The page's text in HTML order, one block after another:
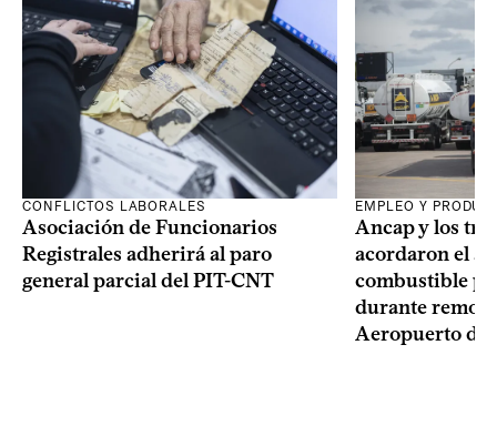
CONFLICTOS LABORALES
Asociación de Funcionarios
Registrales adherirá al paro
general parcial del PIT-CNT
EMPLEO Y
Ancap y los
acordaron el
combustible
durante
Aeropuerto de